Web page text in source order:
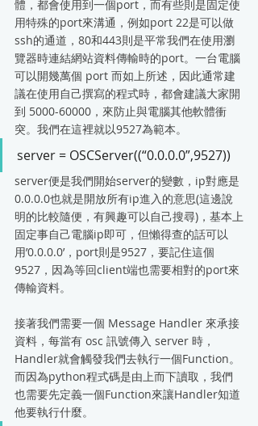
體，都會使用到一個port，而有些則是固定使
用特殊的port來溝通，例如port 22是可以做
ssh的通道，80和443則是平常我們在使用瀏
覽器時連結網站資料傳輸時的port。一台電腦
可以開幾萬個 port 而如上所述，因此通常建
議在使用自己撰寫的程式時，都會建議大家開
到 5000-60000，來防止與電腦其他軟體衝
突。我們在這裡就以9527為範本。
server = OSCServer((“0.0.0.0”,9527))
server便是我們開始server的變數，ip對應是
0.0.0.0也就是開放所有ip進入的意思(這邊說
明的比較隨便，有興趣可以自己搜尋)，基本上
固定事自己電腦ip即可，但懶得查的話可以
用’0.0.0.0’，port則是9527，要記住這個
9527，因為等回client端也需要相對的port來
傳輸資料。
接著我們需要一個 Message Handler 來承接
資料，每當有 osc 訊號傳入 server 時，
Handler就會觸發我們去執行一個Function。
而因為python程式碼是由上而下讀取，我們
也需要先定義一個Function來讓Handler知道
他要執行什麼。